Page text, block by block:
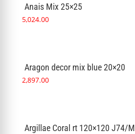
Anais Mix 25×25
5,024.00
Aragon decor mix blue 20×20
2,897.00
Argillae Coral rt 120×120 J74/M